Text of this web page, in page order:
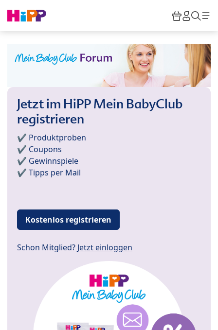
HiPP
Jetzt im HiPP Mein BabyClub
registrieren
✔️ Produktproben
✔️ Coupons
✔️ Gewinnspiele
✔️ Tipps per Mail
Kostenlos registrieren
Schon Mitglied? Jetzt einloggen